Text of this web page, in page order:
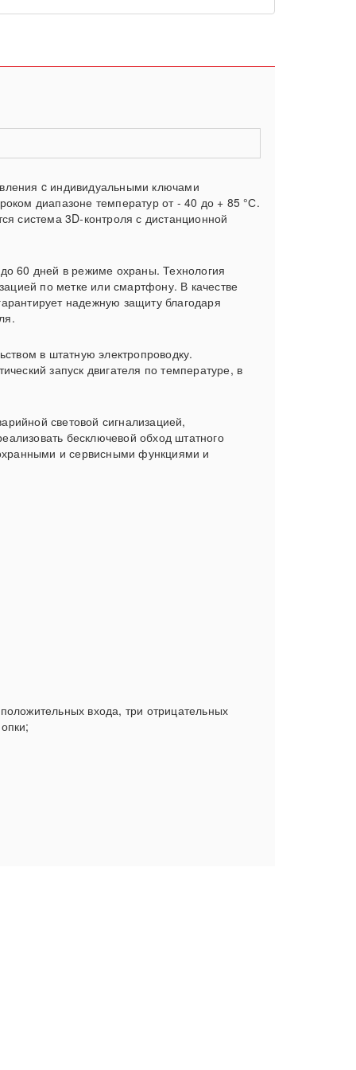
c индивидуальными ключами
диапазоне температур от - 40 до + 85 °С.
система 3D-контроля с дистанционной
60 дней в режиме охраны. Технология
по метке или смартфону. В качестве
надежную защиту благодаря
в штатную электропроводку.
запуск двигателя по температуре, в
световой сигнализацией,
бесключевой обход штатного
и сервисными функциями и
входа, три отрицательных